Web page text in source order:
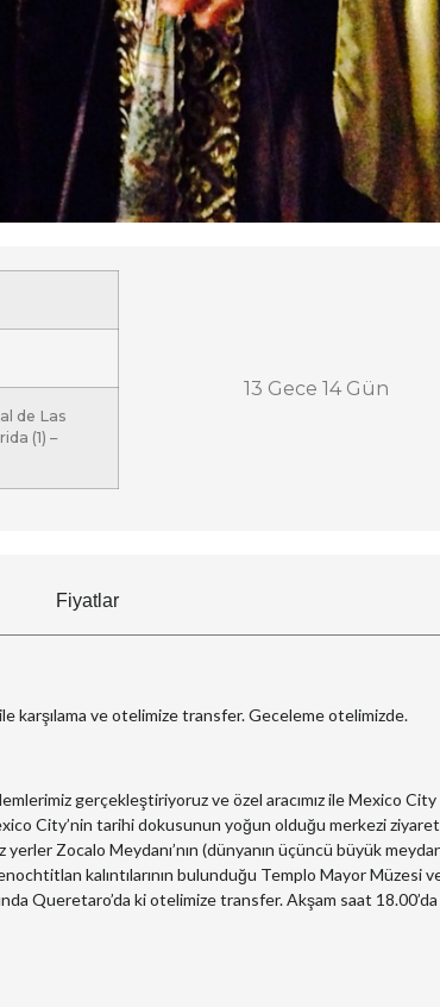
de Las
(1) –
13 Gece 14 Gün
Fiyatlar
karşılama ve otelimize transfer. Geceleme otelimizde.
gerçekleştiriyoruz ve özel aracımız ile Mexico City
City’nin tarihi dokusunun yoğun olduğu merkezi ziyaret
Zocalo Meydanı’nın (dünyanın üçüncü büyük
kalıntılarının bulunduğu Templo Mayor Müzesi
Queretaro’da ki otelimize transfer. Akşam saat 18.00’da